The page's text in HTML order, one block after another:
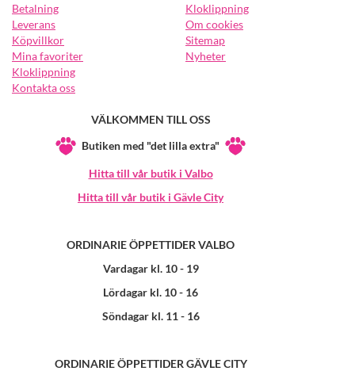
Betalning
Leverans
Köpvillkor
Mina favoriter
Kloklippning
Kontakta oss
Kloklippning
Om cookies
Sitemap
Nyheter
VÄLKOMMEN TILL OSS
Butiken med "det lilla extra"
Hitta till vår butik i Valbo
Hitta till vår butik i Gävle City
ORDINARIE ÖPPETTIDER VALBO
Vardagar kl. 10 - 19
Lördagar kl. 10 - 16
Söndagar kl. 11 - 16
ORDINARIE ÖPPETTIDER GÄVLE CITY